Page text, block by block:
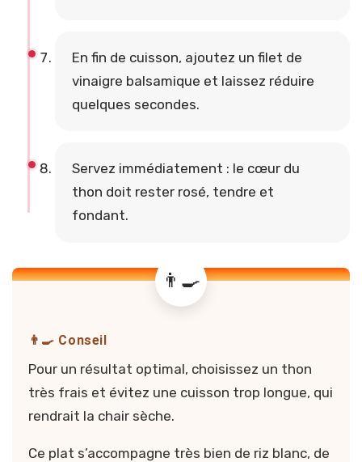
En fin de cuisson, ajoutez un filet de
vinaigre balsamique et laissez réduire
quelques secondes.
Servez immédiatement : le cœur du
thon doit rester rosé, tendre et
fondant.
👨‍🍳 Conseil
Pour un résultat optimal, choisissez un thon
très frais et évitez une cuisson trop longue, qui
rendrait la chair sèche.
Ce plat s’accompagne très bien de riz blanc, de